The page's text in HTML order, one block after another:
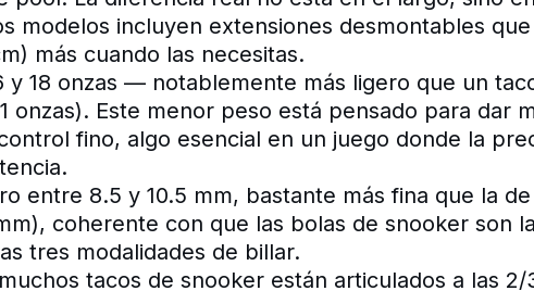
modelos incluyen extensiones desmontables
más cuando las necesitas.
y 18 onzas — notablemente más ligero que un
onzas). Este menor peso está pensado para dar
fino, algo esencial en un juego donde la
entre 8.5 y 10.5 mm, bastante más fina que la
coherente con que las bolas de snooker son
tres modalidades de billar.
muchos tacos de snooker están articulados a las 2/